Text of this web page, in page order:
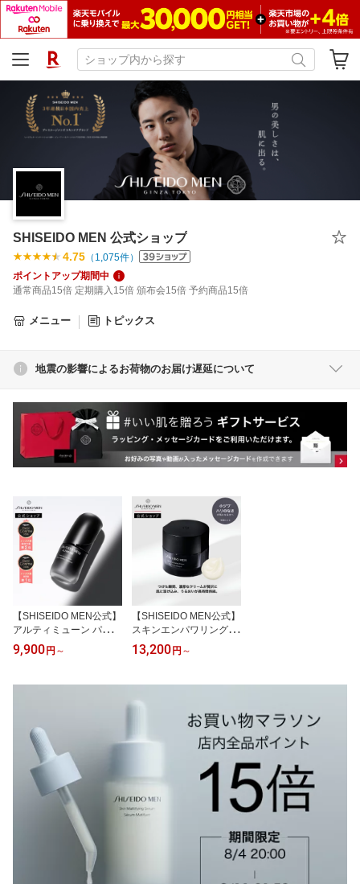
SHISEIDO MEN 公式ショップ
4.75 （ 1,075件）
ポイントアップ期間中
通常商品15倍 定期購入15倍 頒布会15倍 予約商品15倍
メニュー トピックス
地震の影響によるお荷物のお届け遅延について
【SHISEIDO MEN公式】
アルティミューン パワラ
イジング セラム （30mL
/ 50mL）■ | 資生堂メン |
湿 乾燥 メンズスキンケ
たつかない
9,900 円 ～
【SHISEIDO MEN公式】
スキンエンパワリングク
リーム N ★ | 資生堂メン
| クリーム メンズ 乾燥 酢
み べたつかない
13,200 円 ～